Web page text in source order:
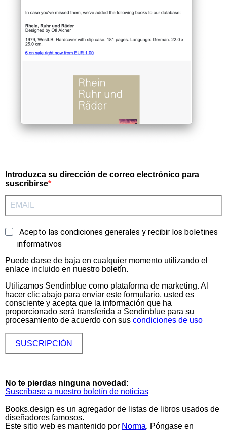
Introduzca su dirección de correo electrónico para
suscribirse
Acepto las condiciones generales y recibir los boletines
informativos
Puede darse de baja en cualquier momento utilizando el
enlace incluido en nuestro boletín.
Utilizamos Sendinblue como plataforma de marketing. Al
hacer clic abajo para enviar este formulario, usted es
consciente y acepta que la información que ha
proporcionado será transferida a Sendinblue para su
procesamiento de acuerdo con sus condiciones de uso
SUSCRIPCIÓN
No te pierdas ninguna novedad:
Suscríbase a nuestro boletín de noticias
Books.design es un agregador de listas de libros usados de
diseñadores famosos.
Este sitio web es mantenido por Norma. Póngase en